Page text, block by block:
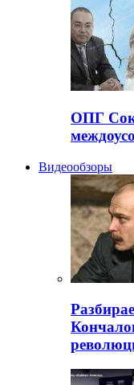
ОПГ
Видеообзоры